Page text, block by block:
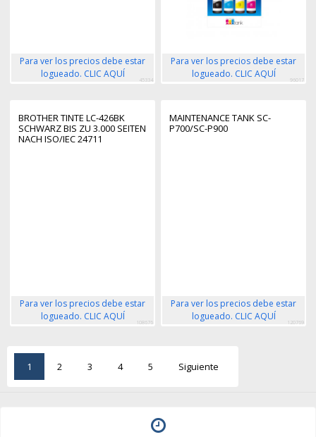
Para ver los precios debe estar
logueado. CLIC AQUÍ
45334
Para ver los precios debe estar
logueado. CLIC AQUÍ
96017
BROTHER TINTE LC-426BK
SCHWARZ BIS ZU 3.000 SEITEN
NACH ISO/IEC 24711
Para ver los precios debe estar
logueado. CLIC AQUÍ
108676
MAINTENANCE TANK SC-
P700/SC-P900
Para ver los precios debe estar
logueado. CLIC AQUÍ
120769
1 2 3 4 5 Siguiente